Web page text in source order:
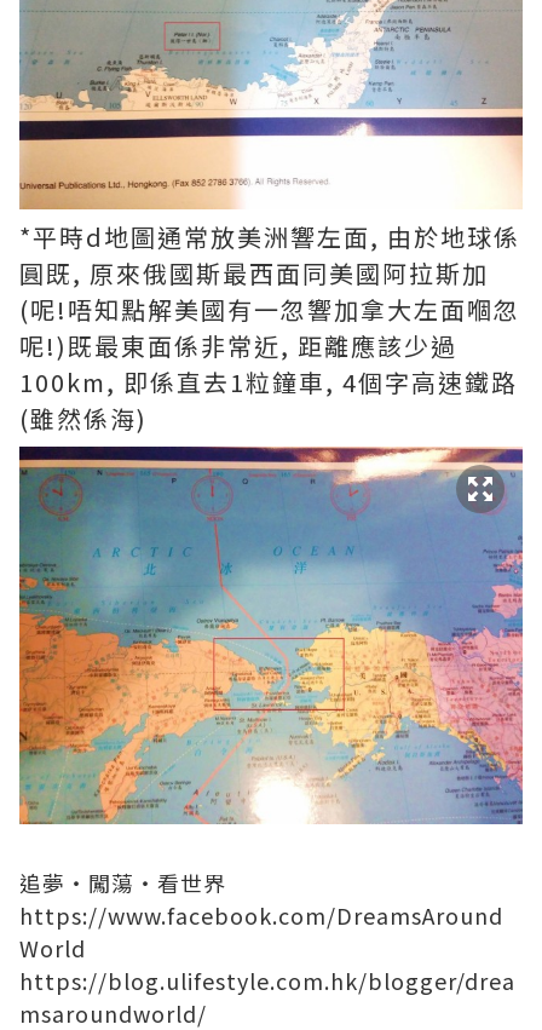
*平時d地圖通常放美洲響左面, 由於地球係
圓既, 原來俄國斯最西面同美國阿拉斯加
(呢!唔知點解美國有一忽響加拿大左面嗰忽
呢!)既最東面係非常近, 距離應該少過
100km, 即係直去1粒鐘車, 4個字高速鐵路
(雖然係海)
追夢‧闖蕩‧看世界
https://www.facebook.com/DreamsAround
World
https://blog.ulifestyle.com.hk/blogger/drea
msaroundworld/